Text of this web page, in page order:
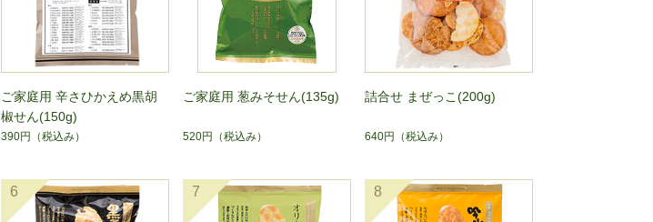
ご家庭用 辛さひかえめ黒胡
椒せん(150g)
390円 （税込み）
ご家庭用 葱みそせん(135g)
520円 （税込み）
詰合せ まぜっこ(200g)
640円 （税込み）
6 7 8